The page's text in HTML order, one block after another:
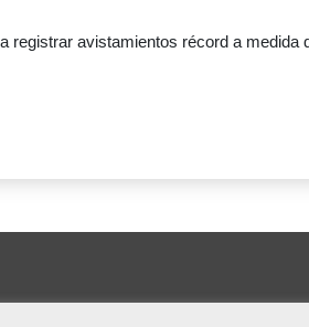
registrar avistamientos récord a medida